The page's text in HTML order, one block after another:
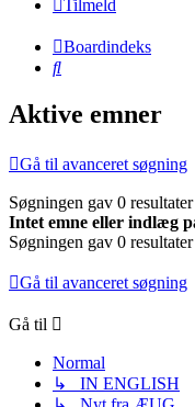
Tilmeld
Boardindeks
Søg
Aktive emner
Gå til avanceret søgning
Søgningen gav 0
Intet emne eller indlæg
Søgningen gav 0
Gå til avanceret søgning
Gå til
Normal
↳ IN ENGLISH